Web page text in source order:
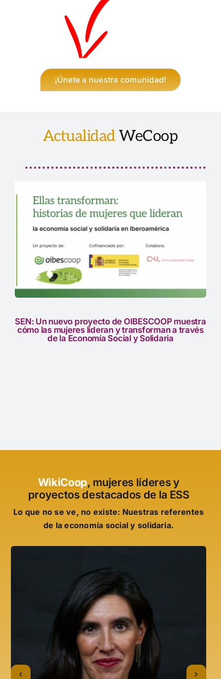
¡Únete a nuestra comunidad!
Actualidad WeCoop
SEN: Un nuevo proyecto de OIBESCOOP muestra
cómo las mujeres lideran y transforman a través
de la Economía Social y Solidaria
WikiCoop, mujeres líderes y
proyectos destacados de la ESS
Lo que no se ve, no existe: Nuestras referentes
de la economía social y solidaria.